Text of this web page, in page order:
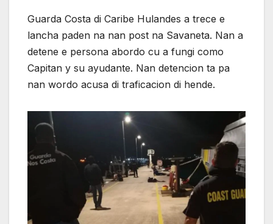
Guarda Costa di Caribe Hulandes a trece e
lancha paden na nan post na Savaneta. Nan a
detene e persona abordo cu a fungi como
Capitan y su ayudante. Nan detencion ta pa
nan wordo acusa di traficacion di hende.